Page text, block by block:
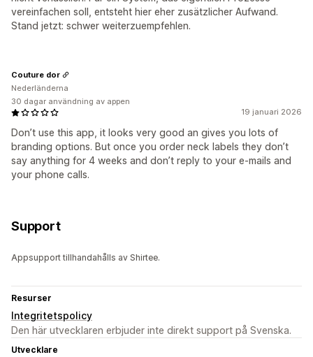
vereinfachen soll, entsteht hier eher zusätzlicher Aufwand.
Stand jetzt: schwer weiterzuempfehlen.
19 januari 2026
Don’t use this app, it looks very good an gives you lots of
branding options. But once you order neck labels they don’t
say anything for 4 weeks and don’t reply to your e-mails and
your phone calls.
Couture dor
Nederländerna
30 dagar användning av appen
Support
Appsupport tillhandahålls av Shirtee.
Resurser
Integritetspolicy
Den här utvecklaren erbjuder inte direkt support på Svenska.
Utvecklare